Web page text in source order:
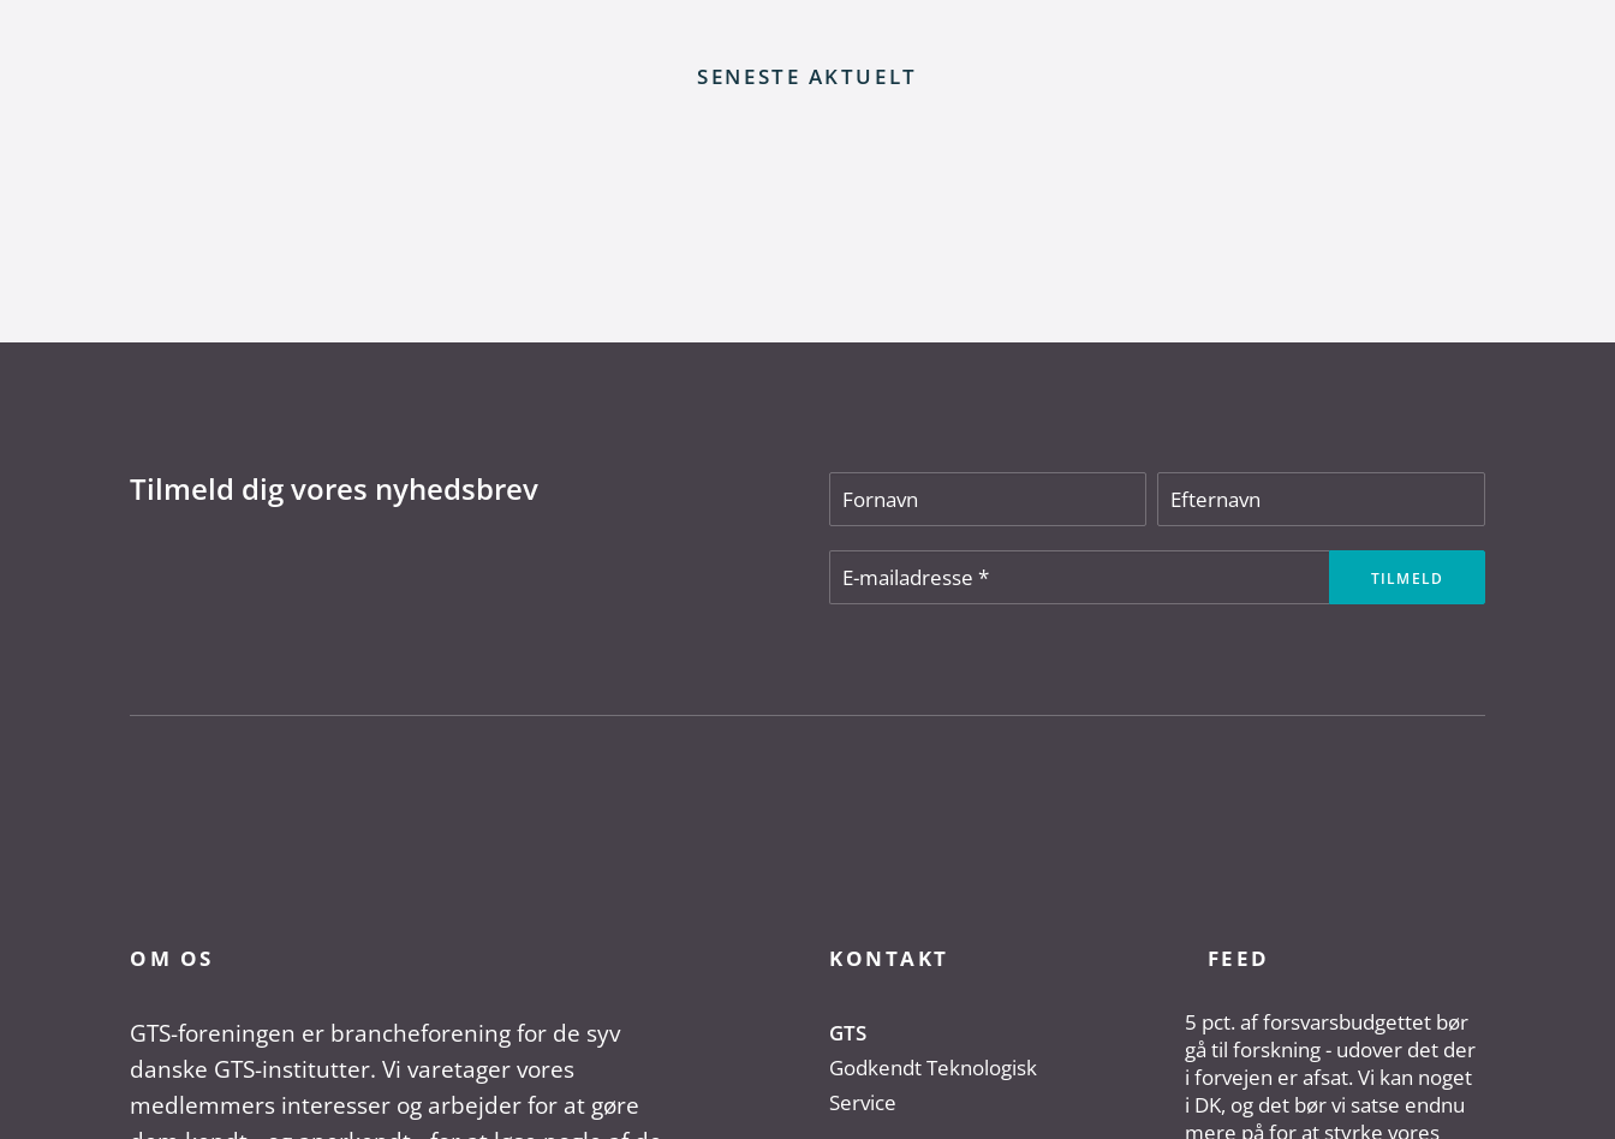
SENESTE AKTUELT
Tilmeld dig vores nyhedsbrev
OM OS
GTS-foreningen er brancheforening for de syv
danske GTS-institutter. Vi varetager vores
medlemmers interesser og arbejder for at gøre
KONTAKT
GTS
Godkendt Teknologisk
Service
FEED
5 pct. af forsvarsbudgettet bør
gå til forskning - udover det der
i forvejen er afsat. Vi kan noget
i DK, og det bør vi satse endnu
mere på for at styrke vores